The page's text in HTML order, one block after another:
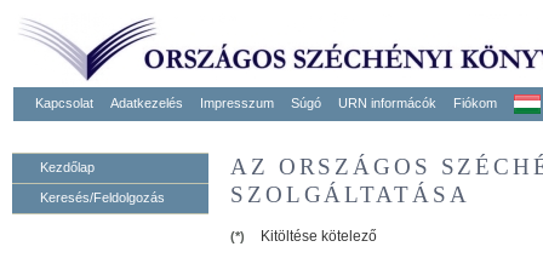
Kapcsolat Adatkezelés Impresszum Súgó URN informácók Fiókom
Kezdőlap
Keresés/Feldolgozás
AZ ORSZÁGOS
SZOLGÁLTATÁSA
(*)
Kitöltése kötelező